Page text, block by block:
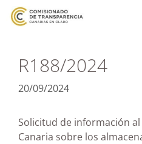
R188/2024
20/09/2024
Solicitud de información
Canaria sobre los